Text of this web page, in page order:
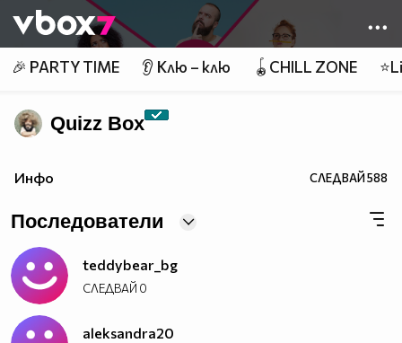
👾
🎉 PARTY TIME 👂 Клю – клю 🪀CHILL ZONE
Quizz Box
Инфо СЛЕДВАЙ588
Последователи
teddybear_bg
СЛЕДВАЙ 0
aleksandra20